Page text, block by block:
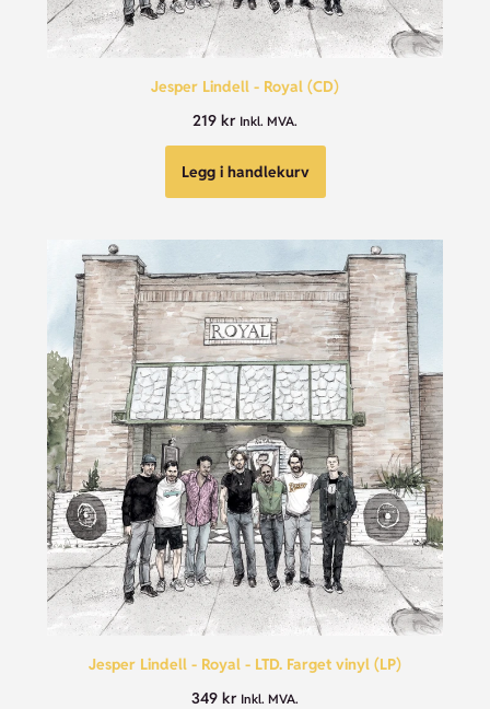
Jesper Lindell - Royal (CD)
219 kr Inkl. MVA.
Legg i handlekurv
Jesper Lindell - Royal - LTD. Farget vinyl (LP)
349 kr Inkl. MVA.